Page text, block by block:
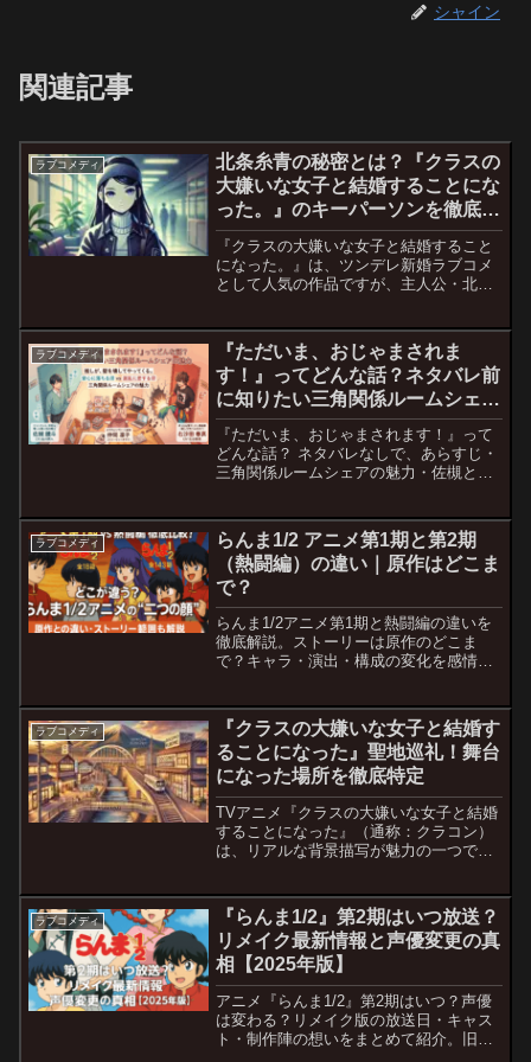
シャイン
関連記事
ラブコメディ
北条糸青の秘密とは？『クラスの
大嫌いな女子と結婚することにな
った。』のキーパーソンを徹底考
察！
『クラスの大嫌いな女子と結婚すること
になった。』は、ツンデレ新婚ラブコメ
として人気の作品ですが、主人公・北条
というキャラクターの">存在が注目され
ています。 彼女は才...
ラブコメディ
『ただいま、おじゃまされま
す！』ってどんな話？ネタバレ前
に知りたい三角関係ルームシェア
の魅力
『ただいま、おじゃまされます！』って
どんな話？ ネタバレなしで、あらすじ・
三角関係ルームシェアの魅力・佐槻と右
ラブコメディ
らんま1/2 アニメ第1期と第2期
（熱闘編）の違い｜原作はどこま
で？
らんま1/2アニメ第1期と熱闘編の違いを
徹底解説。ストーリーは原作のどこま
で？キャラ・演出・構成の変化を感情で
ラブコメディ
『クラスの大嫌いな女子と結婚す
ることになった』聖地巡礼！舞台
になった場所を徹底特定
TVアニメ『クラスの大嫌いな女子と結婚
することになった』（通称：クラコン）
は、リアルな背景描写が魅力の一つで
ファンが増えています。 この記事では、
作品に登場したスポッ...
ラブコメディ
『らんま1/2』第2期はいつ放送？
リメイク最新情報と声優変更の真
相【2025年版】
アニメ『らんま1/2』第2期はいつ？声優
は変わる？リメイク版の放送日・キャス
ト・制作陣の想いをまとめて紹介。旧作